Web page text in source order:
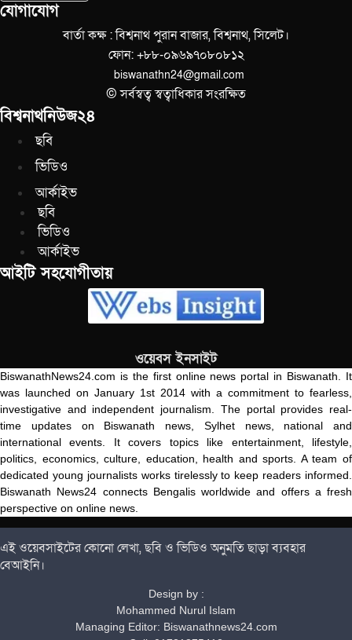
যোগাযোগ
বার্তা কক্ষ : বিশ্বনাথ পুরান বাজার, বিশ্বনাথ, সিলেট।
ফোন: +৮৮-০৯৬৯৭০৮০৮১২
biswanathn24@gmail.com
© সর্বস্বত্ব স্বত্বাধিকার সংরক্ষিত
বিশ্বনাথনিউজ২৪
ছবি
ভিডিও
আর্কাইভ
ছবি
ভিডিও
আর্কাইভ
আইটি সহযোগীতায়
ওয়েবস ইনসাইট
BiswanathNews24.com is the first online news portal in Biswanath. It
was launched on January 1st 2014 with a commitment to fearless,
investigative and independent journalism. The portal provides real-
time updates on Biswanath news, Sylhet news, national and
international events. It covers topics like entertainment, lifestyle,
politics, economics, culture, education, health and sports. A team of
dedicated young journalists works tirelessly to keep readers informed.
Biswanath News24 connects Bengalis worldwide and offers a fresh
perspective on online news.
এই ওয়েবসাইটের কোনো লেখা, ছবি ও ভিডিও অনুমতি ছাড়া ব্যবহার
বেআইনি।
Design by :
Mohammed Nurul Islam
Managing Editor: Biswanathnews24.com